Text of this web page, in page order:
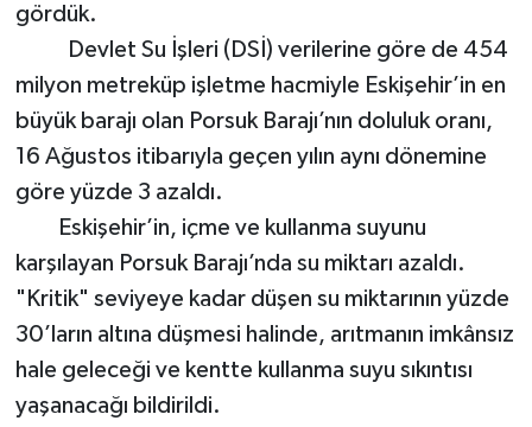
gördük.
Devlet Su İşleri (DSİ) verilerine göre de 454
milyon metreküp işletme hacmiyle Eskişehir’in en
büyük barajı olan Porsuk Barajı’nın doluluk oranı,
16 Ağustos itibarıyla geçen yılın aynı dönemine
göre yüzde 3 azaldı.
Eskişehir’in, içme ve kullanma suyunu
karşılayan Porsuk Barajı’nda su miktarı azaldı.
"Kritik" seviyeye kadar düşen su miktarının yüzde
30’ların altına düşmesi halinde, arıtmanın imkânsız
hale geleceği ve kentte kullanma suyu sıkıntısı
yaşanacağı bildirildi.